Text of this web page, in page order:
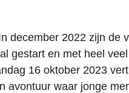
december 2022 zijn de
gestart en met heel
16 oktober 2023
avontuur waar jonge